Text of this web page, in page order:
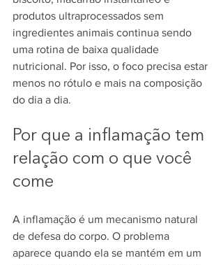
produtos ultraprocessados sem
ingredientes animais continua sendo
uma rotina de baixa qualidade
nutricional. Por isso, o foco precisa estar
menos no rótulo e mais na composição
do dia a dia.
Por que a inflamação tem
relação com o que você
come
A inflamação é um mecanismo natural
de defesa do corpo. O problema
aparece quando ela se mantém em um